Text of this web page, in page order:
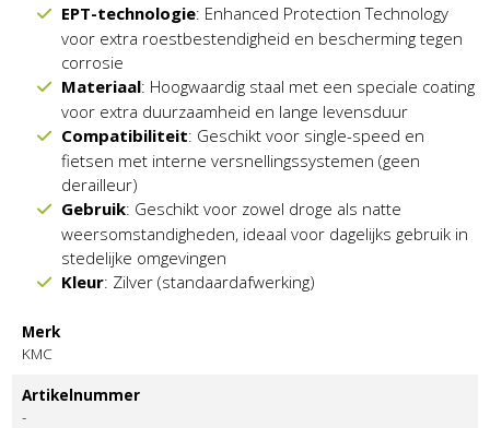
EPT-technologie: Enhanced Protection Technology
voor extra roestbestendigheid en bescherming tegen
corrosie
Materiaal: Hoogwaardig staal met een speciale coating
voor extra duurzaamheid en lange levensduur
Compatibiliteit: Geschikt voor single-speed en
fietsen met interne versnellingssystemen (geen
derailleur)
Gebruik: Geschikt voor zowel droge als natte
weersomstandigheden, ideaal voor dagelijks gebruik in
stedelijke omgevingen
Kleur: Zilver (standaardafwerking)
Merk
KMC
Artikelnummer
-